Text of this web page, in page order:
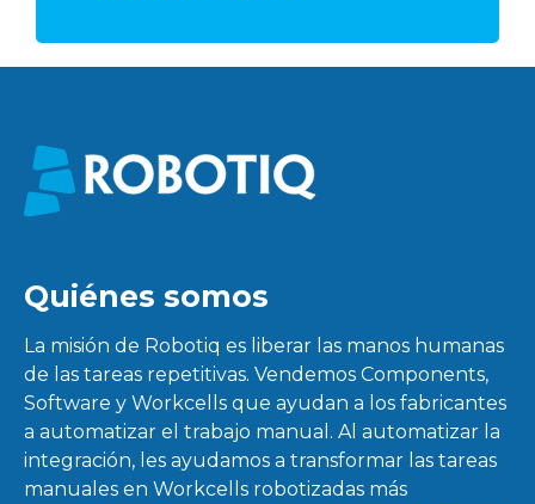
Quiénes somos
La misión de Robotiq es liberar las manos humanas
de las tareas repetitivas. Vendemos Components,
Software y Workcells que ayudan a los fabricantes
a automatizar el trabajo manual. Al automatizar la
integración, les ayudamos a transformar las tareas
manuales en Workcells robotizadas más